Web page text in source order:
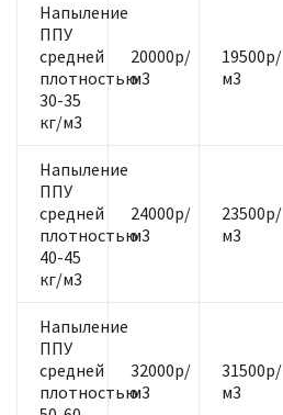
Напыление
ППУ
средней
плотностью
30-35
кг/м3
20000р/
м3
19500р/
м3
Напыление
ППУ
средней
плотностью
40-45
кг/м3
24000р/
м3
23500р/
м3
Напыление
ППУ
средней
плотностью
32000р/
м3
31500р/
м3